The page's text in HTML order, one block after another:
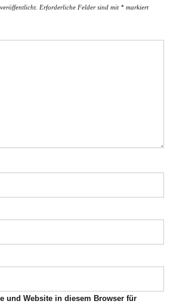
Erforderliche Felder sind mit * markiert
und Website in diesem Browser für